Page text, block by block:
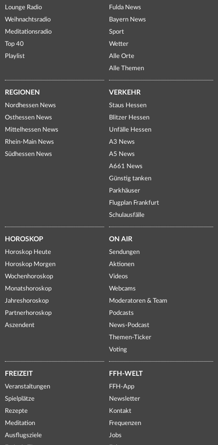
Lounge Radio
Weihnachtsradio
Meditationsradio
Top 40
Playlist
Fulda News
Bayern News
Sport
Wetter
Alle Orte
Alle Themen
REGIONEN
Nordhessen News
Osthessen News
Mittelhessen News
Rhein-Main News
Südhessen News
VERKEHR
Staus Hessen
Blitzer Hessen
Unfälle Hessen
A3 News
A5 News
A661 News
Günstig tanken
Parkhäuser
Flugplan Frankfurt
Schulausfälle
HOROSKOP
Horoskop Heute
Horoskop Morgen
Wochenhoroskop
Monatshoroskop
Jahreshoroskop
Partnerhoroskop
Aszendent
ON AIR
Sendungen
Aktionen
Videos
Webcams
Moderatoren & Team
Podcasts
News-Podcast
Themen-Ticker
Voting
FREIZEIT
Veranstaltungen
Spielplätze
Rezepte
Meditation
Ausflugsziele
FFH-WELT
FFH-App
Newsletter
Kontakt
Frequenzen
Jobs